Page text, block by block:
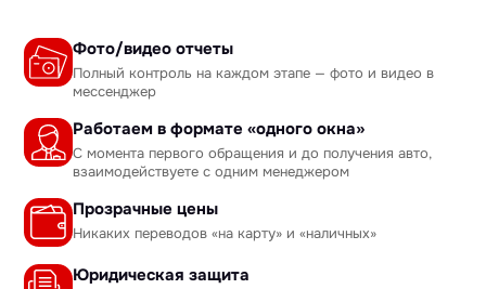
Фото/видео отчеты
Полный контроль на каждом этапе — фото и видео в
мессенджер
Работаем в формате «одного окна»
С момента первого обращения и до получения авто,
взаимодействуете с одним менеджером
Прозрачные цены
Никаких переводов «на карту» и «наличных»
Юридическая защита